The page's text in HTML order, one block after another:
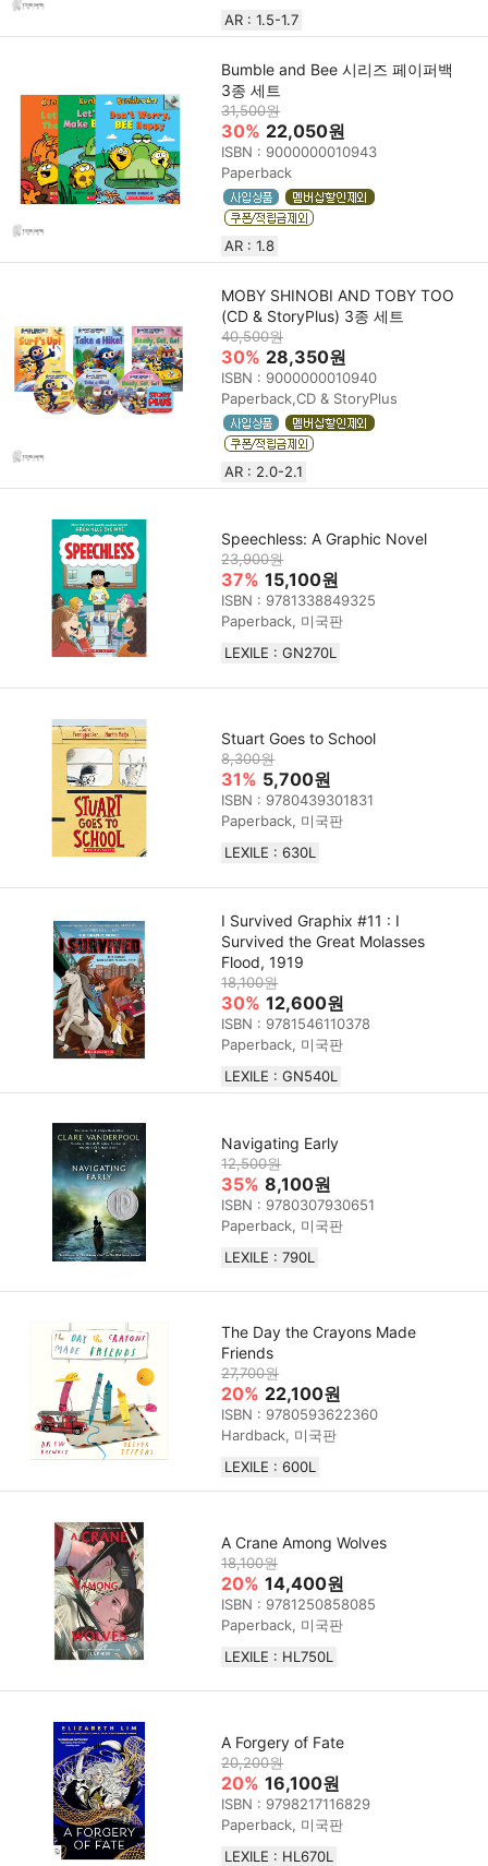
AR : 1.5-1.7
Bumble and Bee 시리즈 페이퍼백
3종 세트
31,500원
30% 22,050원
ISBN : 9000000010943
Paperback
AR : 1.8
MOBY SHINOBI AND TOBY TOO
(CD & StoryPlus) 3종 세트
40,500원
30% 28,350원
ISBN : 9000000010940
Paperback,CD & StoryPlus
AR : 2.0-2.1
Speechless: A Graphic Novel
23,900원
37% 15,100원
ISBN : 9781338849325
Paperback, 미국판
LEXILE : GN270L
Stuart Goes to School
8,300원
31% 5,700원
ISBN : 9780439301831
Paperback, 미국판
LEXILE : 630L
I Survived Graphix #11 : I
Survived the Great Molasses
Flood, 1919
18,100원
30% 12,600원
ISBN : 9781546110378
Paperback, 미국판
LEXILE : GN540L
Navigating Early
12,500원
35% 8,100원
ISBN : 9780307930651
Paperback, 미국판
LEXILE : 790L
The Day the Crayons Made
Friends
27,700원
20% 22,100원
ISBN : 9780593622360
Hardback, 미국판
LEXILE : 600L
A Crane Among Wolves
18,100원
20% 14,400원
ISBN : 9781250858085
Paperback, 미국판
LEXILE : HL750L
A Forgery of Fate
20,200원
20% 16,100원
ISBN : 9798217116829
Paperback, 미국판
LEXILE : HL670L